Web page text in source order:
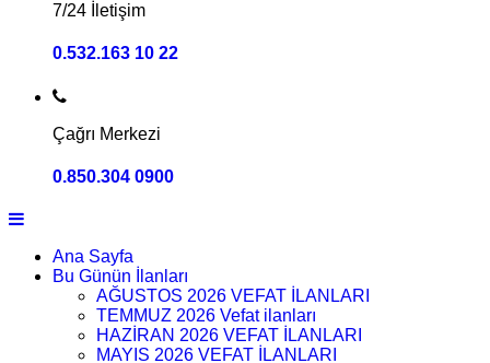
7/24 İletişim
0.532.163 10 22
Çağrı Merkezi
0.850.304 0900
Ana Sayfa
Bu Günün İlanları
AĞUSTOS 2026 VEFAT İLANLARI
TEMMUZ 2026 Vefat ilanları
HAZİRAN 2026 VEFAT İLANLARI
MAYIS 2026 VEFAT İLANLARI